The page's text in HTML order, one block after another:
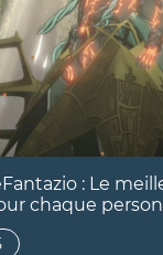
: Le
chaque